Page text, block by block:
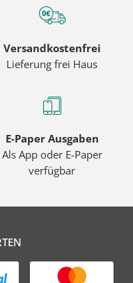
Versandkostenfrei
Lieferung frei Haus
E-Paper Ausgaben
Als App oder E-Paper
verfügbar